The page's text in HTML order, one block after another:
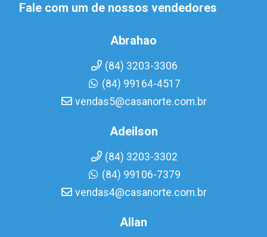
Fale com um de nossos vendedores
Abrahao
(84) 3203-3306
(84) 99164-4517
vendas5@casanorte.com.br
Adeilson
(84) 3203-3302
(84) 99106-7379
vendas4@casanorte.com.br
Allan